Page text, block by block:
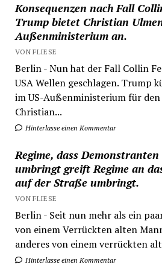
Konsequenzen nach Fall
Trump bietet Christian
Außenministerium an.
VON FLIESE
Berlin - Nun hat der Fall Collin
USA Wellen geschlagen. Trump
im US-Außenministerium für den
Christian...
Hinterlasse einen Kommentar
Regime, dass
umbringt greift Regime an
auf der Straße umbringt.
VON FLIESE
Berlin - Seit nun mehr als ein
von einem Verrückten alten
anderes von einem verrückten
Hinterlasse einen Kommentar